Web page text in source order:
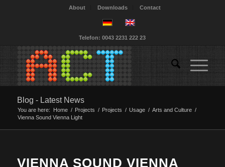
About Downloads Contact
Telefon: 0043 2231 222 23
Blog - Latest News
You are here: Home / Projects / Projects / Usage / Arts and Culture /
Vienna Sound Vienna Light
VIENNA SOUND VIENNA